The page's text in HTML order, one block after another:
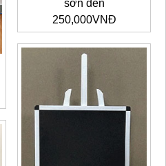
sơn đen
250,000VNĐ